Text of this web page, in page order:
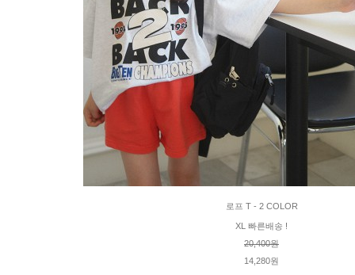
로프 T - 2 COLOR
XL 빠른배송 !
20,400원
14,280원